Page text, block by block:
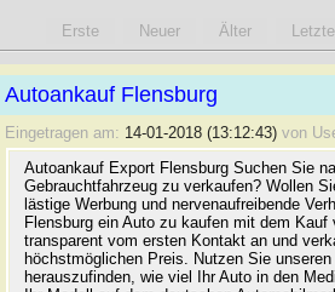
Erste Neuer Älter Letzte
Autoankauf Flensburg
Eingetragen am: 14-01-2018 (13:12:43) von
Autoankauf Export Flensburg Suchen Sie
Gebrauchtfahrzeug zu verkaufen? Wollen
lästige Werbung und nervenaufreibende
Flensburg ein Auto zu kaufen mit dem
transparent vom ersten Kontakt an und
höchstmöglichen Preis. Nutzen Sie
herauszufinden, wie viel Ihr Auto in den